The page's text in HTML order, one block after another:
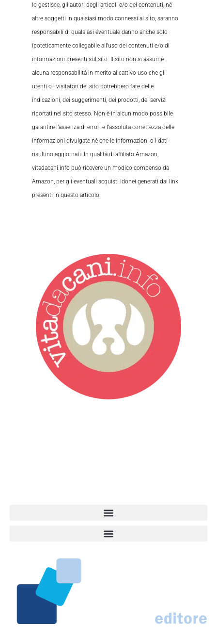
lo gestisce, gli autori degli articoli e/o dei contenuti, né
altre soggetti in qualsiasi modo connessi al sito, saranno
responsabili di qualsiasi eventuale danno anche solo
ipoteticamente collegabile all’uso dei contenuti e/o di
informazioni presenti sul sito. Il sito non si assume
alcuna responsabilità in merito al cattivo uso che gli
utenti o i visitatori del sito potrebbero fare delle
indicazioni, dei suggerimenti, dei prodotti, dei servizi
riportati nel sito stesso. Non è in alcun modo possibile
garantire l’assenza di errori e l’assoluta correttezza delle
informazioni divulgate né che le informazioni o i dati
risultino aggiornati. In qualità di affiliato Amazon,
vitadacani.info può ricevere un modico compenso da
Amazon, per gli eventuali acquisti idonei generati dai link
presenti in questo articolo.